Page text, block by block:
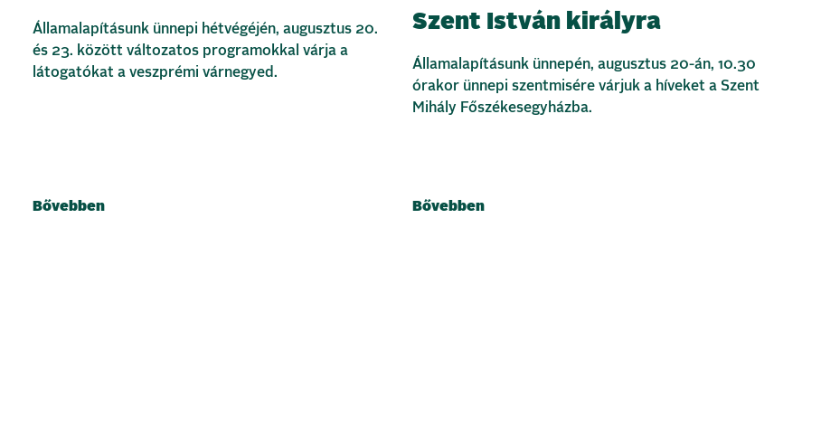
Államalapításunk ünnepi hétvégéjén, augusztus 20.
és 23. között változatos programokkal várja a
látogatókat a veszprémi várnegyed.
Bővebben
Szent István királyra
Államalapításunk ünnepén, augusztus 20-án, 10.30
órakor ünnepi szentmisére várjuk a híveket a Szent
Mihály Főszékesegyházba.
Bővebben